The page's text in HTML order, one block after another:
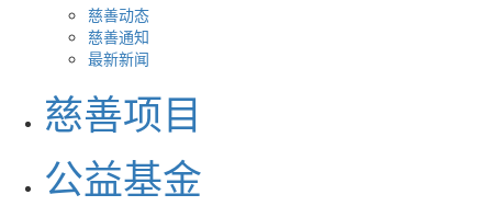
慈善动态
慈善通知
最新新闻
慈善项目
公益基金